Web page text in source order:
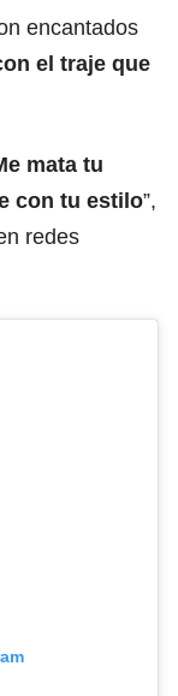
encantados
el traje que
mata tu
con tu estilo”,
redes